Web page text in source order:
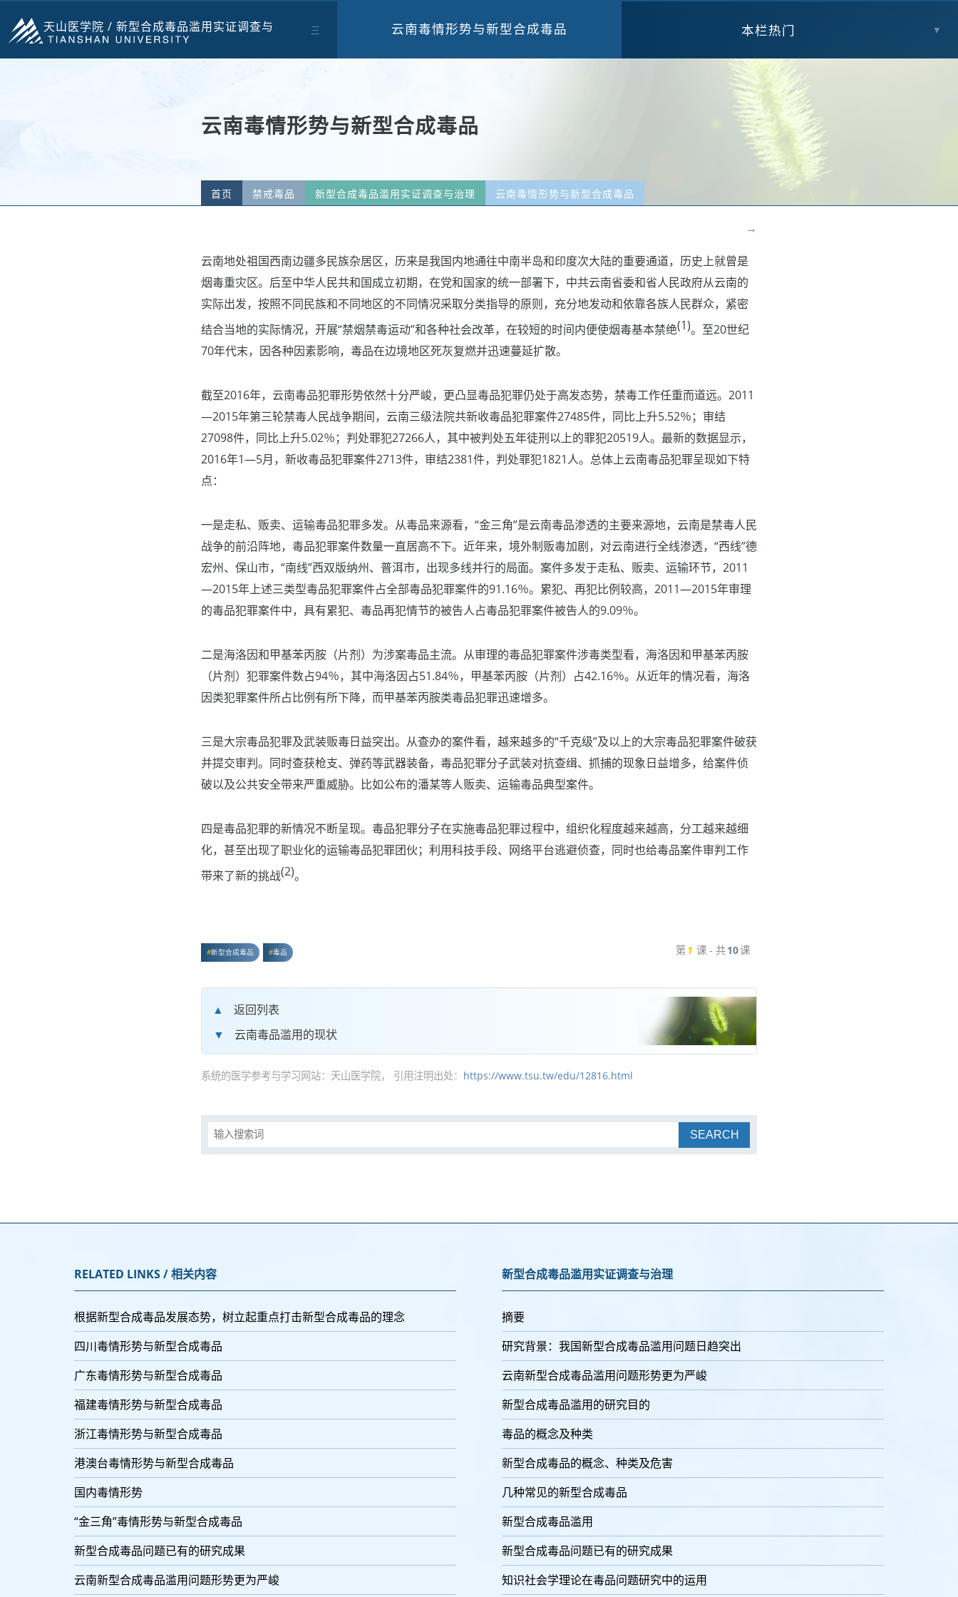
天山医学院 / 新型合成毒品滥用实证调查与 三 云南毒情形势与新型合成毒品 本栏热门 ▼
云南毒情形势与新型合成毒品
首页 禁戒毒品 新型合成毒品滥用实证调查与治理 云南毒情形势与新型合成毒品
→
云南地处祖国西南边疆多民族杂居区，历来是我国内地通往中南半岛和印度次大陆的重要通道，历史上就曾是
烟毒重灾区。后至中华人民共和国成立初期，在党和国家的统一部署下，中共云南省委和省人民政府从云南的
实际出发，按照不同民族和不同地区的不同情况采取分类指导的原则，充分地发动和依靠各族人民群众，紧密
结合当地的实际情况，开展“禁烟禁毒运动”和各种社会改革，在较短的时间内便使烟毒基本禁绝(1)。至20世纪
70年代末，因各种因素影响，毒品在边境地区死灰复燃并迅速蔓延扩散。
截至2016年，云南毒品犯罪形势依然十分严峻，更凸显毒品犯罪仍处于高发态势，禁毒工作任重而道远。2011
—2015年第三轮禁毒人民战争期间，云南三级法院共新收毒品犯罪案件27485件，同比上升5.52％；审结
27098件，同比上升5.02％；判处罪犯27266人，其中被判处五年徒刑以上的罪犯20519人。最新的数据显示，
2016年1—5月，新收毒品犯罪案件2713件，审结2381件，判处罪犯1821人。总体上云南毒品犯罪呈现如下特
点：
一是走私、贩卖、运输毒品犯罪多发。从毒品来源看，“金三角”是云南毒品渗透的主要来源地，云南是禁毒人民
战争的前沿阵地，毒品犯罪案件数量一直居高不下。近年来，境外制贩毒加剧，对云南进行全线渗透，“西线”德
宏州、保山市，“南线”西双版纳州、普洱市，出现多线并行的局面。案件多发于走私、贩卖、运输环节，2011
—2015年上述三类型毒品犯罪案件占全部毒品犯罪案件的91.16％。累犯、再犯比例较高，2011—2015年审理
的毒品犯罪案件中，具有累犯、毒品再犯情节的被告人占毒品犯罪案件被告人的9.09％。
二是海洛因和甲基苯丙胺（片剂）为涉案毒品主流。从审理的毒品犯罪案件涉毒类型看，海洛因和甲基苯丙胺
（片剂）犯罪案件数占94％，其中海洛因占51.84％，甲基苯丙胺（片剂）占42.16％。从近年的情况看，海洛
因类犯罪案件所占比例有所下降，而甲基苯丙胺类毒品犯罪迅速增多。
三是大宗毒品犯罪及武装贩毒日益突出。从查办的案件看，越来越多的“千克级”及以上的大宗毒品犯罪案件破获
并提交审判。同时查获枪支、弹药等武器装备，毒品犯罪分子武装对抗查缉、抓捕的现象日益增多，给案件侦
破以及公共安全带来严重威胁。比如公布的潘某等人贩卖、运输毒品典型案件。
四是毒品犯罪的新情况不断呈现。毒品犯罪分子在实施毒品犯罪过程中，组织化程度越来越高，分工越来越细
化，甚至出现了职业化的运输毒品犯罪团伙；利用科技手段、网络平台逃避侦查，同时也给毒品案件审判工作
带来了新的挑战(2)。
新型合成毒品 毒品 第1 课 - 共10课
返回列表
云南毒品滥用的现状
系统的医学参考与学习网站：天山医学院， 引用注明出处： https://www.tsu.tw/edu/12816.html
SEARCH
RELATED LINKS / 相关内容
根据新型合成毒品发展态势，树立起重点打击新型合成毒品的理念
四川毒情形势与新型合成毒品
广东毒情形势与新型合成毒品
福建毒情形势与新型合成毒品
浙江毒情形势与新型合成毒品
港澳台毒情形势与新型合成毒品
国内毒情形势
“金三角”毒情形势与新型合成毒品
新型合成毒品问题已有的研究成果
云南新型合成毒品滥用问题形势更为严峻
新型合成毒品滥用实证调查与治理
摘要
研究背景：我国新型合成毒品滥用问题日趋突出
云南新型合成毒品滥用问题形势更为严峻
新型合成毒品滥用的研究目的
毒品的概念及种类
新型合成毒品的概念、种类及危害
几种常见的新型合成毒品
新型合成毒品滥用
新型合成毒品问题已有的研究成果
知识社会学理论在毒品问题研究中的运用